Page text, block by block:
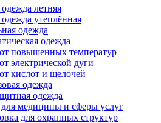
летняя
одежда утеплённая
одежда
одежда
повышенных температур
электрической дуги
кислот и щелочей
одежда
одежда
медицины и сферы услуг
для охранных структур